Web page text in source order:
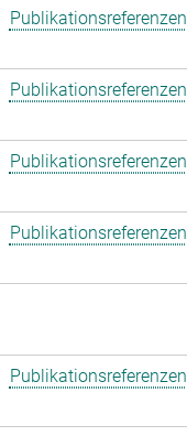
Publikationsreferenzen
Publikationsreferenzen
Publikationsreferenzen
Publikationsreferenzen
Publikationsreferenzen